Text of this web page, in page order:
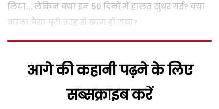
लिया... लेकिन क्या इन 50 दिनों में हालत सुधर गई? क्या
काला पैसा पूरी तरह से खत्म हो गया?
आगे की कहानी पढ़ने के लिए
सब्सक्राइब करें